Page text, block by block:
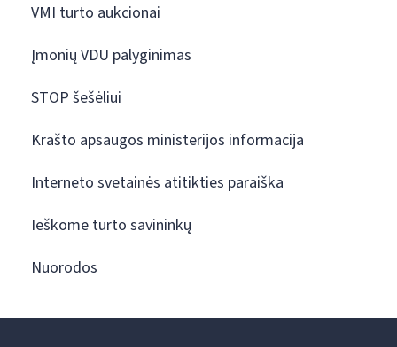
VMI turto aukcionai
Įmonių VDU palyginimas
STOP šešėliui
Krašto apsaugos ministerijos informacija
Interneto svetainės atitikties paraiška
Ieškome turto savininkų
Nuorodos